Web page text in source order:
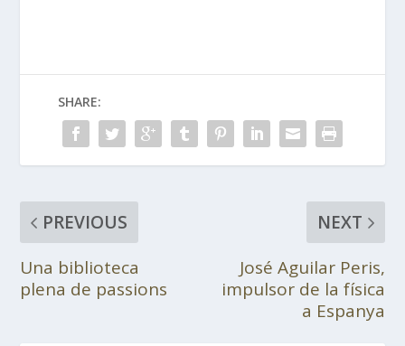
SHARE:
PREVIOUS
Una biblioteca
plena de passions
NEXT
José Aguilar Peris,
impulsor de la física
a Espanya